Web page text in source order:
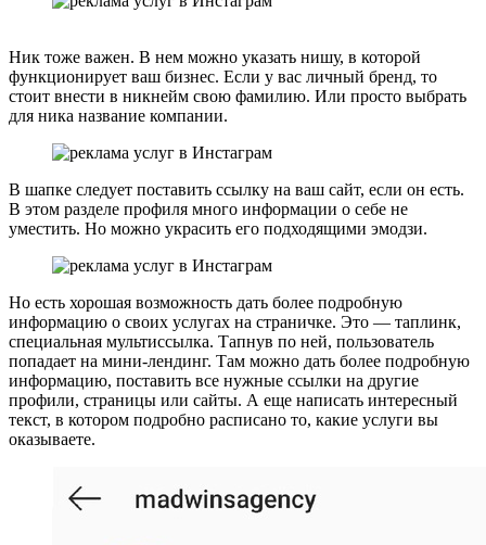
Ник тоже важен. В нем можно указать нишу, в которой
функционирует ваш бизнес. Если у вас личный бренд, то
стоит внести в никнейм свою фамилию. Или просто выбрать
для ника название компании.
В шапке следует поставить ссылку на ваш сайт, если он есть.
В этом разделе профиля много информации о себе не
уместить. Но можно украсить его подходящими эмодзи.
Но есть хорошая возможность дать более подробную
информацию о своих услугах на страничке. Это — таплинк,
специальная мультиссылка. Тапнув по ней, пользователь
попадает на мини-лендинг. Там можно дать более подробную
информацию, поставить все нужные ссылки на другие
профили, страницы или сайты. А еще написать интересный
текст, в котором подробно расписано то, какие услуги вы
оказываете.